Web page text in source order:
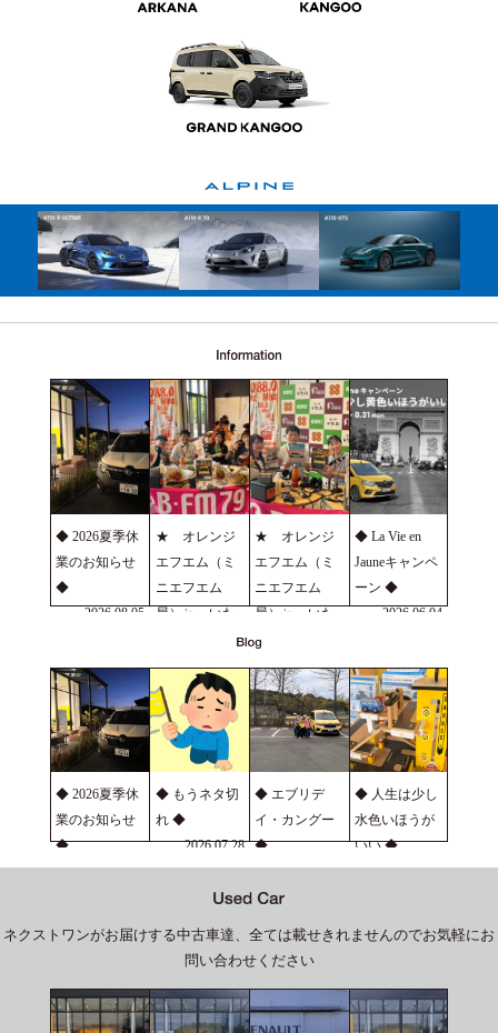
◆ 2026夏季休
業のお知らせ
◆
2026.08.05
★ オレンジ
エフエム（ミ
ニエフエム
局）㏌ いた
2026.07.22
★ オレンジ
エフエム（ミ
ニエフエム
局）㏌ いた
の ★
2026.06.24
◆ La Vie en
Jauneキャンペ
ーン ◆
2026.06.04
◆ 2026夏季休
業のお知らせ
◆
2026.08.05
◆ もうネタ切
れ ◆
2026.07.28
◆ エブリデ
イ・カングー
◆
2026.07.22
◆ 人生は少し
水色いほうが
いい ◆
2026.07.16
ネクストワンがお届けする中古車達、全ては載せきれませんのでお気軽にお
問い合わせください